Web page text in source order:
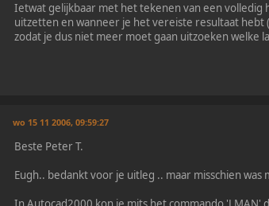
Ietwat gelijkbaar met het tekenen van een volledig
uitzetten en wanneer je het vereiste resultaat hebt
zodat je dus niet meer moet gaan uitzoeken welke
wo 15 11 2006, 09:59:27
Beste Peter T.
Eugh.. bedankt voor je uitleg .. maar misschien